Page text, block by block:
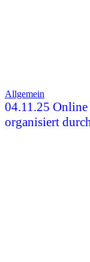
Allgemein
04.11.25 Online
organisiert